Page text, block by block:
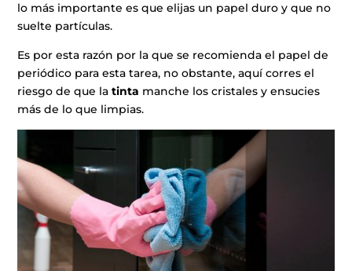
lo más importante es que elijas un papel duro y que no
suelte partículas.
Es por esta razón por la que se recomienda el papel de
periódico para esta tarea, no obstante, aquí corres el
riesgo de que latinta manche los cristales y ensucies
más de lo que limpias.